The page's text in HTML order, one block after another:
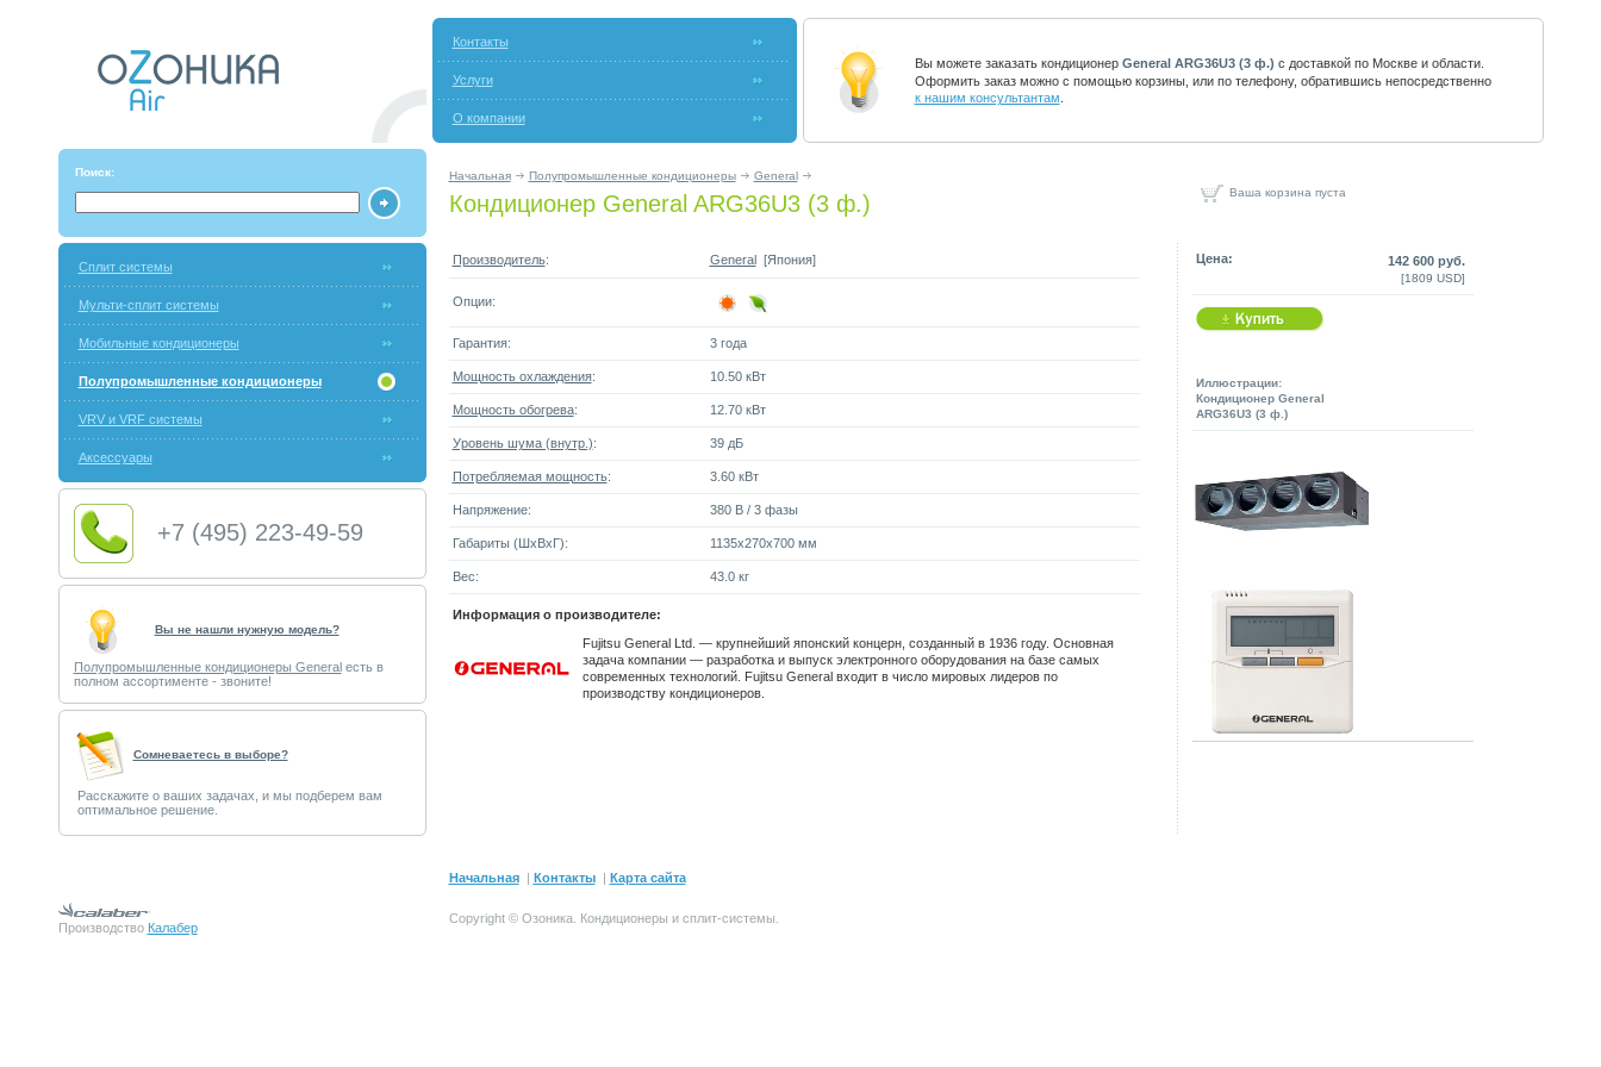
Контакты
Услуги
О компании
Вы можете заказать кондиционер General ARG36U3 (3 ф.) с доставкой по Москве и области.
Оформить заказ можно с помощью корзины, или по телефону, обратившись непосредственно
к нашим консультантам
Поиск: Начальная Полупромышленные кондиционеры General
Кондиционер General ARG36U3 (3 ф.) Ваша корзина пуста
Сплит системы
Мульти-сплит системы
Мобильные кондиционеры
Полупромышленные кондиционеры
VRV и VRF системы
Аксессуары
+7 (495) 223-49-59
Вы не нашли нужную модель?
Полупромышленные кондиционеры Generalесть в
полном ассортименте - звоните!
Cомневаетесь в выборе?
Расскажите о ваших задачах, и мы подберем вам
оптимальное решение.
Производитель: General[Япония]
Опции:
Гарантия: 3 года
Мощность охлаждения: 10.50 кВт
Мощность обогрева: 12.70 кВт
Уровень шума (внутр.): 39 дБ
Потребляемая мощность: 3.60 кВт
Напряжение: 380 В / 3 фазы
Габариты (ШxВxГ): 1135x270x700 мм
Вес: 43.0 кг
Информация о производителе:
Fujitsu General Ltd. — крупнейший японский концерн, созданный в 1936 году. Основная
задача компании — разработка и выпуск электронного оборудования на базе самых
современных технологий. Fujitsu General входит в число мировых лидеров по
производству кондиционеров.
Цена: 142 600 руб.
[1809 USD]
Иллюстрации:
Кондиционер General
ARG36U3 (3 ф.)
Начальная| Контакты| Карта сайта
Производство Калабер
Copyright © Озоника. Кондиционеры и сплит-системы